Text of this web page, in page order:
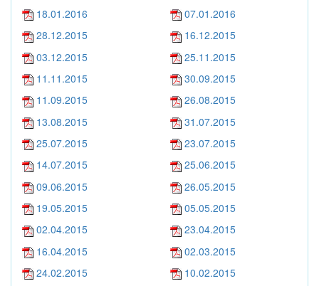
18.01.2016
07.01.2016
28.12.2015
16.12.2015
03.12.2015
25.11.2015
11.11.2015
30.09.2015
11.09.2015
26.08.2015
13.08.2015
31.07.2015
25.07.2015
23.07.2015
14.07.2015
25.06.2015
09.06.2015
26.05.2015
19.05.2015
05.05.2015
02.04.2015
23.04.2015
16.04.2015
02.03.2015
24.02.2015
10.02.2015